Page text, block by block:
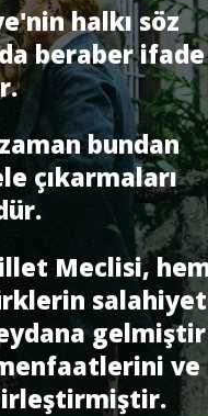
halkı söz
beraber ifade
bundan
çıkarmaları
Meclisi,
salahiyet
gelmiştir
ve